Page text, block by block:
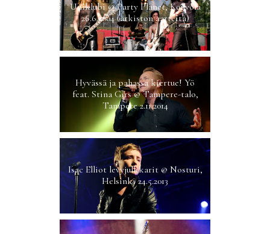
Uniklubi @ Party Planet, Kouvola
26.6.2004 (arkiston aarteita)
Hyvässä ja pahassa kiertue! Yö
feat. Stina Girs @ Tampere-talo,
Tampere 2.11.2014
Isac Elliot levyjulkkarit @ Nosturi,
Helsinki 24.5.2013